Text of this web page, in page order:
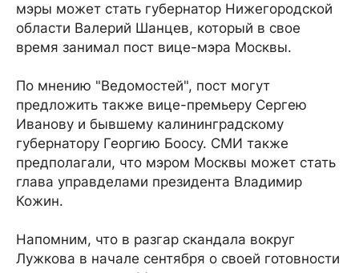
мэры может стать губернатор Нижегородской
области Валерий Шанцев, который в свое
время занимал пост вице-мэра Москвы.
По мнению "Ведомостей", пост могут
предложить также вице-премьеру Сергею
Иванову и бывшему калининградскому
губернатору Георгию Боосу. СМИ также
предполагали, что мэром Москвы может стать
глава управделами президента Владимир
Кожин.
Напомним, что в разгар скандала вокруг
Лужкова в начале сентября о своей готовности